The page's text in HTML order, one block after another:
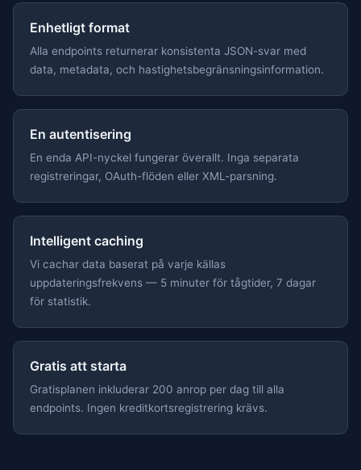
Enhetligt format
Alla endpoints returnerar konsistenta JSON-svar med
data, metadata, och hastighetsbegränsningsinformation.
En autentisering
En enda API-nyckel fungerar överallt. Inga separata
registreringar, OAuth-flöden eller XML-parsning.
Intelligent caching
Vi cachar data baserat på varje källas
uppdateringsfrekvens — 5 minuter för tågtider, 7 dagar
för statistik.
Gratis att starta
Gratisplanen inkluderar 200 anrop per dag till alla
endpoints. Ingen kreditkortsregistrering krävs.